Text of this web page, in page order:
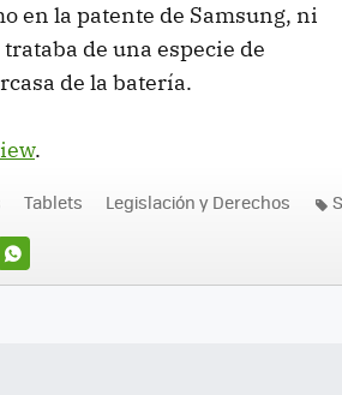
en la patente de Samsung, ni
de una especie de
de la batería.
.
Tablets Legislación y Derechos